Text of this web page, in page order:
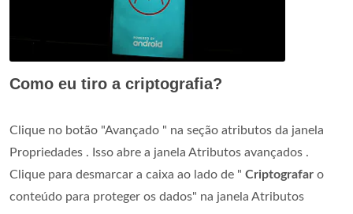
Como eu tiro a criptografia?
Clique no botão "Avançado " na seção atributos da janela
Propriedades . Isso abre a janela Atributos avançados .
Clique para desmarcar a caixa ao lado de " Criptografar o
conteúdo para proteger os dados" na janela Atributos